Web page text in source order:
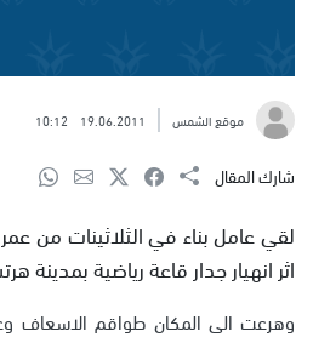
موقع الشمس 19.06.2011
10:12
شارك المقال
لقي عامل بناء في الثلاثينات من
اثر انهيار جدار قاعة رياضية بمدينة
وهرعت الى المكان طواقم الاسعاف